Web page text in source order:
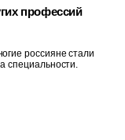
профессий
россияне стали
специальности.